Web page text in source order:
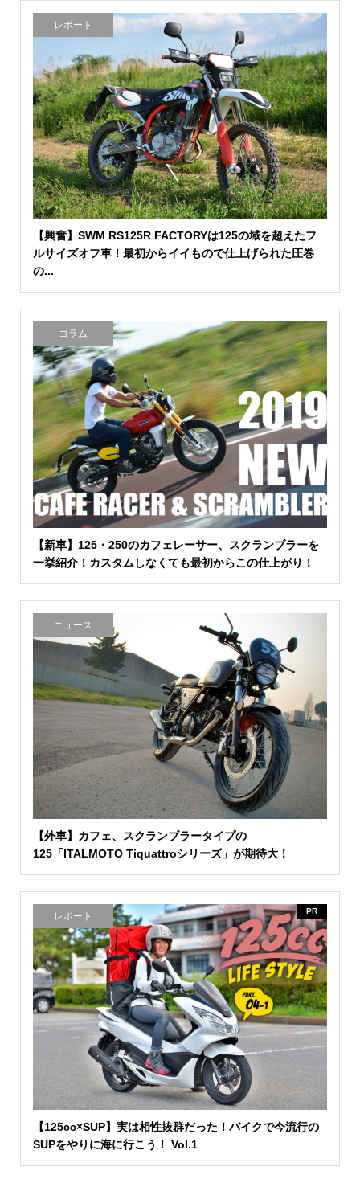
レポート
【興奮】SWM RS125R FACTORYは125の域を超えたフ
ルサイズオフ車！最初からイイもので仕上げられた圧巻
の...
コラム
【新車】125・250のカフェレーサー、スクランブラーを
一挙紹介！カスタムしなくても最初からこの仕上がり！
ニュース
【外車】カフェ、スクランブラータイプの
125「ITALMOTO Tiquattroシリーズ」が期待大！
レポート PR
【125cc×SUP】実は相性抜群だった！バイクで今流行の
SUPをやりに海に行こう！ Vol.1